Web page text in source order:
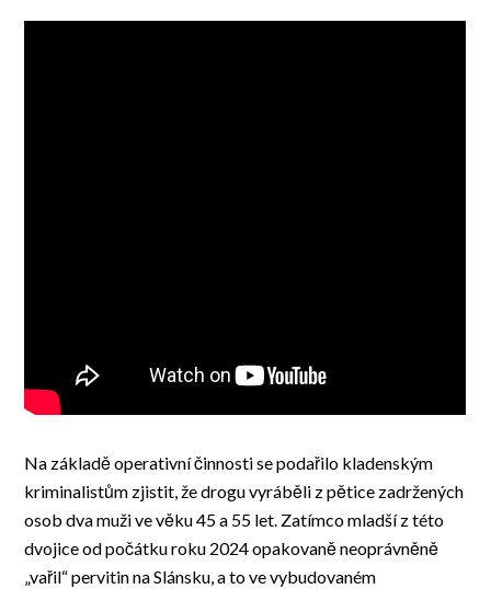
Na základě operativní činnosti se podařilo kladenským
kriminalistům zjistit, že drogu vyráběli z pětice zadržených
osob dva muži ve věku 45 a 55 let. Zatímco mladší z této
dvojice od počátku roku 2024 opakovaně neoprávněně
„vařil“ pervitin na Slánsku, a to ve vybudovaném